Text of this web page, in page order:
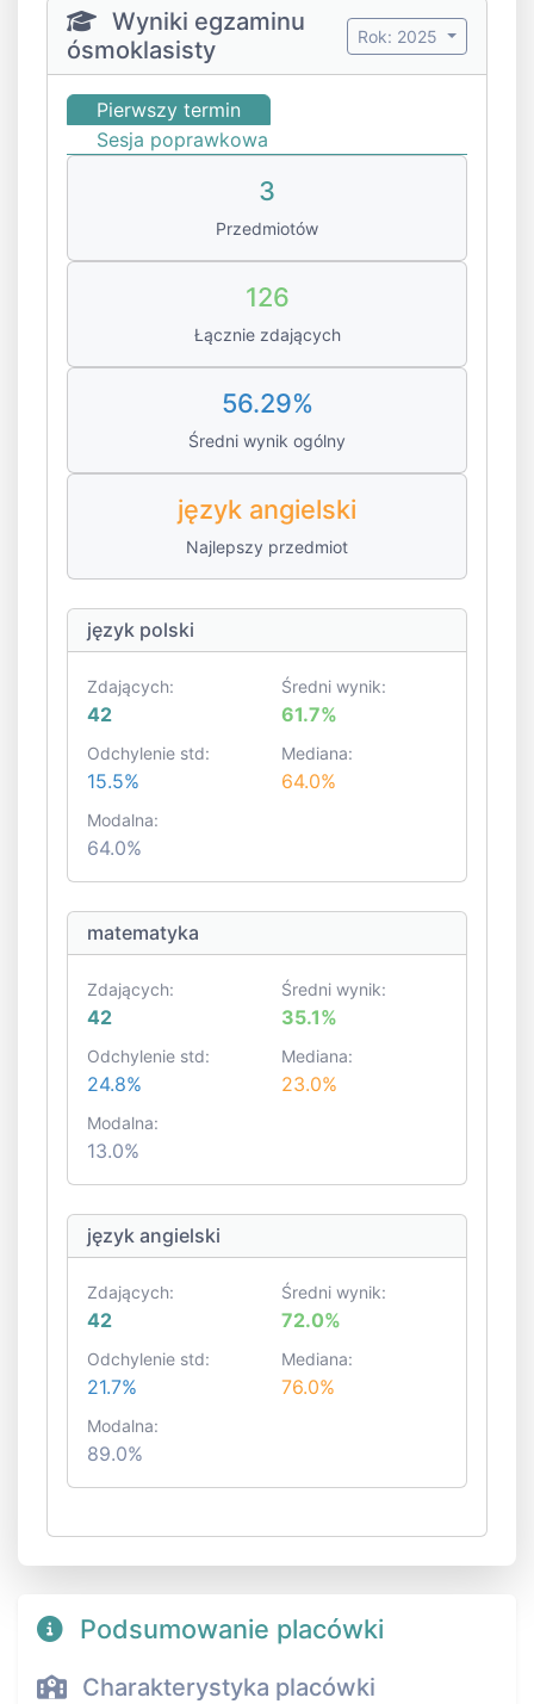
Wyniki egzaminu
ósmoklasisty
Rok: 2025
Pierwszy termin
Sesja poprawkowa
3
Przedmiotów
126
Łącznie zdających
56.29%
Średni wynik ogólny
język angielski
Najlepszy przedmiot
język polski
Zdających:
42
Średni wynik:
61.7%
Odchylenie std:
15.5%
Mediana:
64.0%
Modalna:
64.0%
matematyka
Zdających:
42
Średni wynik:
35.1%
Odchylenie std:
24.8%
Mediana:
23.0%
Modalna:
13.0%
język angielski
Zdających:
42
Średni wynik:
72.0%
Odchylenie std:
21.7%
Mediana:
76.0%
Modalna:
89.0%
Podsumowanie placówki
Charakterystyka placówki